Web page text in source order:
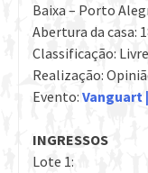
Baixa – Porto
Abertura da casa:
Classificação: Livre
Realização:
Evento: Vanguart
INGRESSOS
Lote 1: